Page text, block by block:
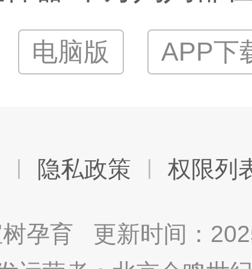
电脑版 APP下
隐私政策 权限列
树孕育 更新时间：